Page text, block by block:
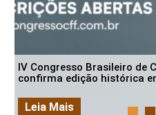
IV Congresso Brasileiro de
confirma edição histórica
Leia Mais